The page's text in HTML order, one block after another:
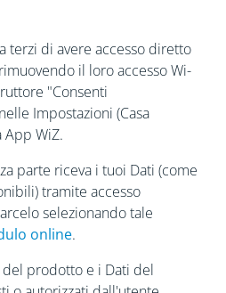
terzi di avere accesso diretto
il loro accesso Wi-
"Consenti
Impostazioni (Casa
App WiZ.
parte riceva i tuoi Dati (come
tramite accesso
selezionando tale
online.
prodotto e i Dati del